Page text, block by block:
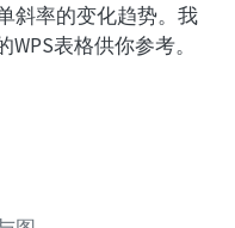
斜率的变化趋势。我
表格供你参考。